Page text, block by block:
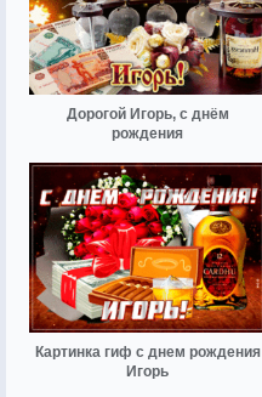
Дорогой Игорь, с днём
рождения
Картинка гиф с днем рождения
Игорь